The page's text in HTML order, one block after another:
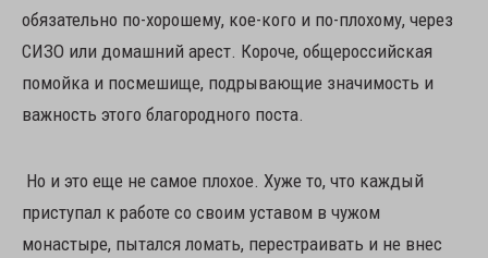
обязательно по-хорошему, кое-кого и по-плохому, через
СИЗО или домашний арест. Короче, общероссийская
помойка и посмешище, подрывающие значимость и
важность этого благородного поста.
Но и это еще не самое плохое. Хуже то, что каждый
приступал к работе со своим уставом в чужом
монастыре, пытался ломать, перестраивать и не внес